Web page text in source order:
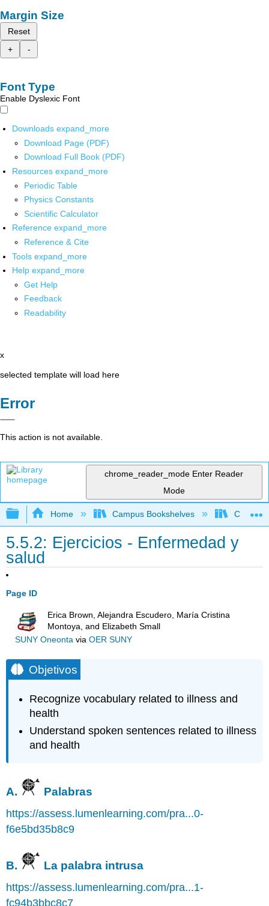
Margin Size
Reset
+
-
Font Type
Enable Dyslexic Font
Downloads expand_more
Download Page (PDF)
Download Full Book (PDF)
Resources expand_more
Periodic Table
Physics Constants
Scientific Calculator
Reference expand_more
Reference & Cite
Tools expand_more
Help expand_more
Get Help
Feedback
Readability
x
selected template will load here
Error
This action is not available.
chrome_reader_mode Enter Reader
Mode
Expand/collapse global hierarchy
Home Campus Bookshelves Cypress
5.5.2: Ejercicios - Enfermedad y
salud
Page ID
Erica Brown, Alejandra Escudero, María Cristina
Montoya, and Elizabeth Small
SUNY Oneontavia OER SUNY
Objetivos
Recognize vocabulary related to illness and
health
Understand spoken sentences related to illness
and health
A. Palabras
https://assess.lumenlearning.com/pra...0-
f6e5bd35b8c9
B. La palabra intrusa
https://assess.lumenlearning.com/pra...1-
fc94b3bbc8c7